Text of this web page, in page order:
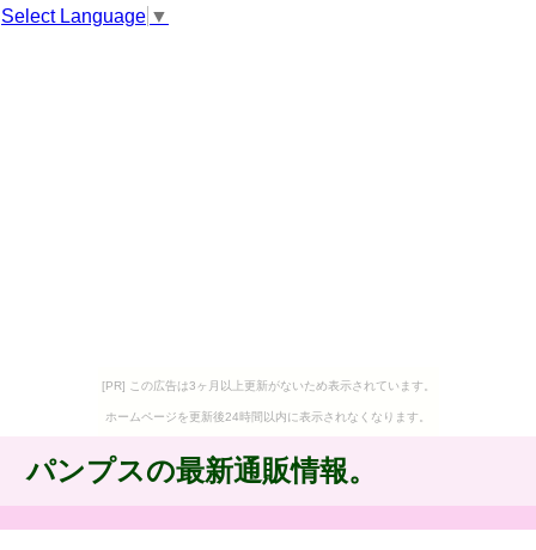
Select Language ▼
[PR] この広告は3ヶ月以上更新がないため表示されています。
ホームページを更新後24時間以内に表示されなくなります。
パンプスの最新通販情報。